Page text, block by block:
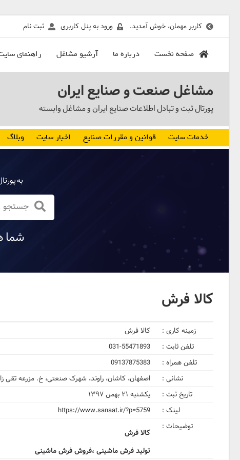
کاربر مهمان، خوش آمدید. ورود به پنل کاربری ثبت نام
صفحه نخست درباره ما آرشیو مشاغل راهنمای
مشاغل صنعت و صنایع ایران
پورتال ثبت و تبادل اطلاعات صنایع ایران و مشاغل وابسته
خدمات سایت قوانین و مقررات صنایع اخبار سایت وبلاگ
به
شما
کالا فرش
زمینه کاری :
کالا فرش
تلفن ثابت :
031-55471893
تلفن همراه :
09137875383
نشانی :
اصفهان، کاشان، راوند، شهرک صنعتی، خ. مزرعه تقی
تاریخ ثبت :
یکشنبه ۲۱ بهمن ۱۳۹۷
لینک :
https://www.sanaat.ir/?p=5759
توضیحات :
کالا فرش
تولید فرش ماشینی ،فروش فرش ماشینی